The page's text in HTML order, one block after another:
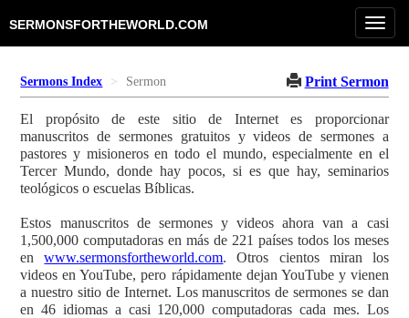
SERMONSFORTHEWORLD.COM
Sermons Index Sermon Print Sermon
El propósito de este sitio de Internet es proporcionar
manuscritos de sermones gratuitos y videos de sermones a
pastores y misioneros en todo el mundo, especialmente en el
Tercer Mundo, donde hay pocos, si es que hay, seminarios
teológicos o escuelas Bíblicas.
Estos manuscritos de sermones y videos ahora van a casi
1,500,000 computadoras en más de 221 países todos los meses
enwww.sermonsfortheworld.com. Otros cientos miran los
videos en YouTube, pero rápidamente dejan YouTube y vienen
a nuestro sitio de Internet. Los manuscritos de sermones se dan
en 46 idiomas a casi 120,000 computadoras cada mes. Los